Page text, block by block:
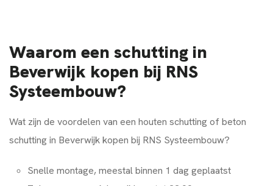
Waarom een schutting in
Beverwijk kopen bij RNS
Systeembouw?
Wat zijn de voordelen van een houten schutting of beton
schutting in Beverwijk kopen bij RNS Systeembouw?
Snelle montage, meestal binnen 1 dag geplaatst